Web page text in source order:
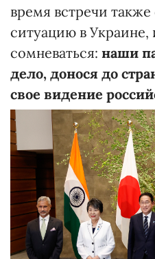
время встречи
ситуацию в Украине,
сомневаться: наши
дело, донося до
свое видение